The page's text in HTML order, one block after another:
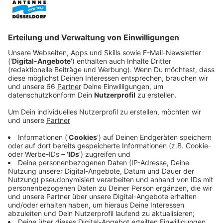
Anzeige
Am Abend gab es vor über 38.000 Zuschauern in der
Arena einen 3:1-Sieg.
Anzeige
Itten, Iyoha und Raimund treffen
Cedric Itten, Emmanuel Iyoha und Luca Raimund
schossen in einer umkämpften Partie eine 3:0-Führung
heraus, kurz vor Schluss gab es noch eine
Ergebniskorrektur. Das war Abwehrspieler Tim
Oberdorf aber gleich: